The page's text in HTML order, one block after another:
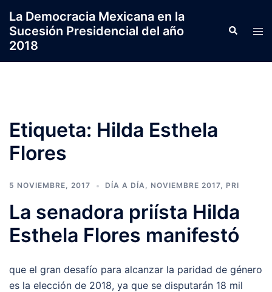
contenido
La Democracia Mexicana en la
Sucesión Presidencial del año
2018
Search
Etiqueta: Hilda Esthela
Flores
5 NOVIEMBRE, 2017 DÍA A DÍA, NOVIEMBRE 2017, PRI
La senadora priísta Hilda
Esthela Flores manifestó
que el gran desafío para alcanzar la paridad de género
es la elección de 2018, ya que se disputarán 18 mil